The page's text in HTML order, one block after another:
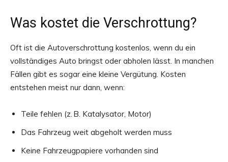
Was kostet die Verschrottung?
Oft ist die Autoverschrottung kostenlos, wenn du ein
vollständiges Auto bringst oder abholen lässt. In manchen
Fällen gibt es sogar eine kleine Vergütung. Kosten
entstehen meist nur dann, wenn:
Teile fehlen (z. B. Katalysator, Motor)
Das Fahrzeug weit abgeholt werden muss
Keine Fahrzeugpapiere vorhanden sind